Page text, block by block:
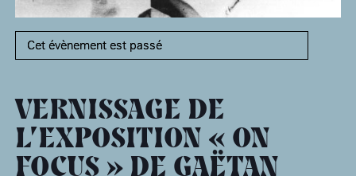
Cet évènement est passé
VERNISSAGE DE
L’EXPOSITION « ON
FOCUS » DE GAËTAN
âge, à laMaison nationale
des artistes(EHPAD) Accueil
Fondation
Rotonde Balzac de l’Hôtel
Salomon de Rothschild
Jardin public de l’Hôtel
Salomon de Rothschild